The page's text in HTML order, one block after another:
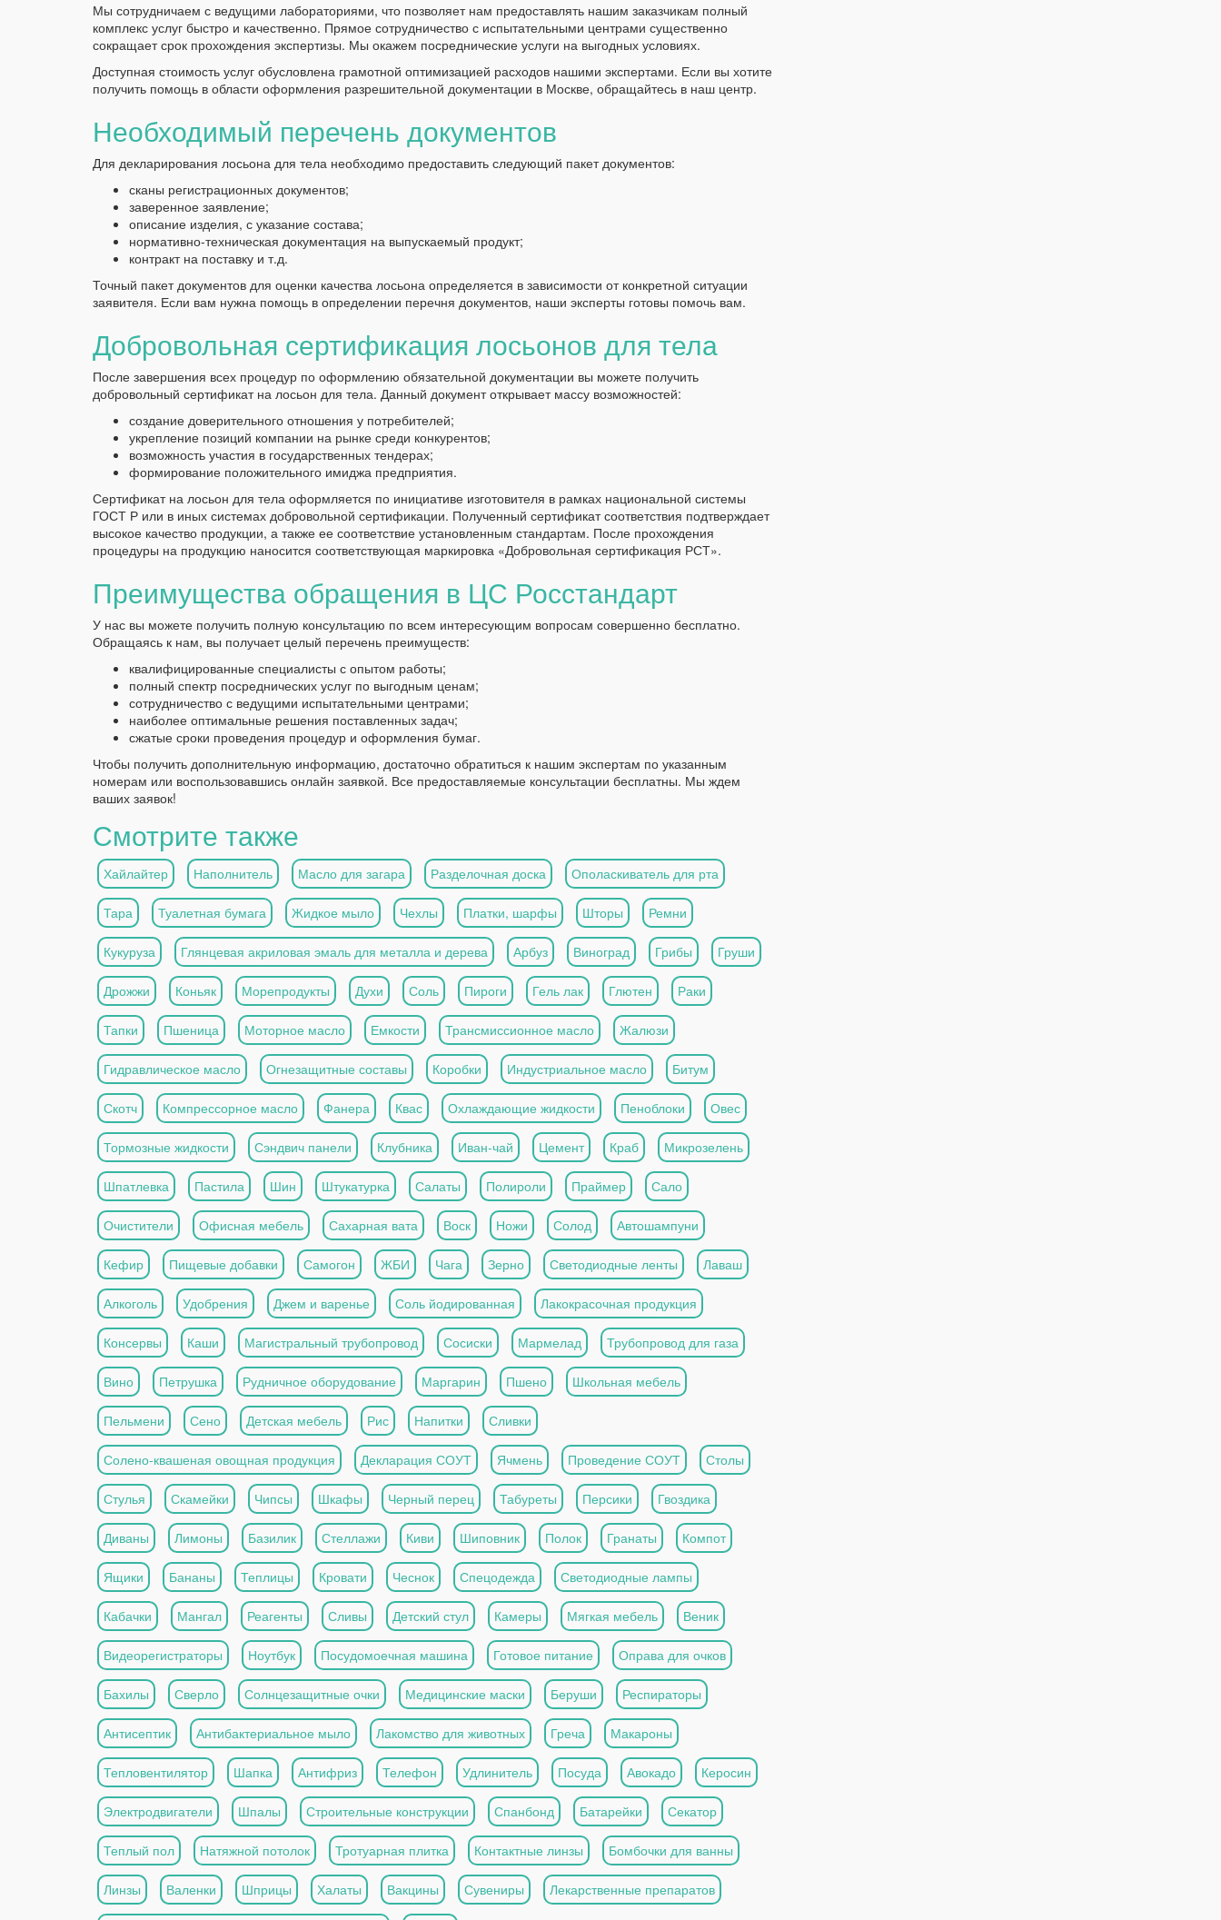
Мы сотрудничаем с ведущими лабораториями, что позволяет нам предоставлять нашим заказчикам полный
комплекс услуг быстро и качественно. Прямое сотрудничество с испытательными центрами существенно
сокращает срок прохождения экспертизы. Мы окажем посреднические услуги на выгодных условиях.
Доступная стоимость услуг обусловлена грамотной оптимизацией расходов нашими экспертами. Если вы хотите
получить помощь в области оформления разрешительной документации в Москве, обращайтесь в наш центр.
Необходимый перечень документов
Для декларирования лосьона для тела необходимо предоставить следующий пакет документов:
сканы регистрационных документов;
заверенное заявление;
описание изделия, с указание состава;
нормативно-техническая документация на выпускаемый продукт;
контракт на поставку и т.д.
Точный пакет документов для оценки качества лосьона определяется в зависимости от конкретной ситуации
заявителя. Если вам нужна помощь в определении перечня документов, наши эксперты готовы помочь вам.
Добровольная сертификация лосьонов для тела
После завершения всех процедур по оформлению обязательной документации вы можете получить
добровольный сертификат на лосьон для тела. Данный документ открывает массу возможностей:
создание доверительного отношения у потребителей;
укрепление позиций компании на рынке среди конкурентов;
возможность участия в государственных тендерах;
формирование положительного имиджа предприятия.
Сертификат на лосьон для тела оформляется по инициативе изготовителя в рамках национальной системы
ГОСТ Р или в иных системах добровольной сертификации. Полученный сертификат соответствия подтверждает
высокое качество продукции, а также ее соответствие установленным стандартам. После прохождения
процедуры на продукцию наносится соответствующая маркировка «Добровольная сертификация РСТ».
Преимущества обращения в ЦС Росстандарт
У нас вы можете получить полную консультацию по всем интересующим вопросам совершенно бесплатно.
Обращаясь к нам, вы получает целый перечень преимуществ:
квалифицированные специалисты с опытом работы;
полный спектр посреднических услуг по выгодным ценам;
сотрудничество с ведущими испытательными центрами;
наиболее оптимальные решения поставленных задач;
сжатые сроки проведения процедур и оформления бумаг.
Чтобы получить дополнительную информацию, достаточно обратиться к нашим экспертам по указанным
номерам или воспользовавшись онлайн заявкой. Все предоставляемые консультации бесплатны. Мы ждем
ваших заявок!
Смотрите также
Хайлайтер Наполнитель Масло для загара Разделочная доска Ополаскиватель для рта
Тара Туалетная бумага Жидкое мыло Чехлы Платки, шарфы Шторы Ремни
Кукуруза Глянцевая акриловая эмаль для металла и дерева Арбуз Виноград Грибы Груши
Дрожжи Коньяк Морепродукты Духи Соль Пироги Гель лак Глютен Раки
Тапки Пшеница Моторное масло Емкости Трансмиссионное масло Жалюзи
Гидравлическое масло Огнезащитные составы Коробки Индустриальное масло Битум
Скотч Компрессорное масло Фанера Квас Охлаждающие жидкости Пеноблоки Овес
Тормозные жидкости Сэндвич панели Клубника Иван-чай Цемент Краб Микрозелень
Шпатлевка Пастила Шин Штукатурка Салаты Полироли Праймер Сало
Очистители Офисная мебель Сахарная вата Воск Ножи Солод Автошампуни
Кефир Пищевые добавки Самогон ЖБИ Чага Зерно Светодиодные ленты Лаваш
Алкоголь Удобрения Джем и варенье Соль йодированная Лакокрасочная продукция
Консервы Каши Магистральный трубопровод Сосиски Мармелад Трубопровод для газа
Вино Петрушка Рудничное оборудование Маргарин Пшено Школьная мебель
Пельмени Сено Детская мебель Рис Напитки Сливки
Солено-квашеная овощная продукция Декларация СОУТ Ячмень Проведение СОУТ Столы
Стулья Скамейки Чипсы Шкафы Черный перец Табуреты Персики Гвоздика
Диваны Лимоны Базилик Стеллажи Киви Шиповник Полок Гранаты Компот
Ящики Бананы Теплицы Кровати Чеснок Спецодежда Светодиодные лампы
Кабачки Мангал Реагенты Сливы Детский стул Камеры Мягкая мебель Веник
Видеорегистраторы Ноутбук Посудомоечная машина Готовое питание Оправа для очков
Бахилы Сверло Солнцезащитные очки Медицинские маски Беруши Респираторы
Антисептик Антибактериальное мыло Лакомство для животных Греча Макароны
Тепловентилятор Шапка Антифриз Телефон Удлинитель Посуда Авокадо Керосин
Электродвигатели Шпалы Строительные конструкции Спанбонд Батарейки Секатор
Теплый пол Натяжной потолок Тротуарная плитка Контактные линзы Бомбочки для ванны
Линзы Валенки Шприцы Халаты Вакцины Сувениры Лекарственные препаратов